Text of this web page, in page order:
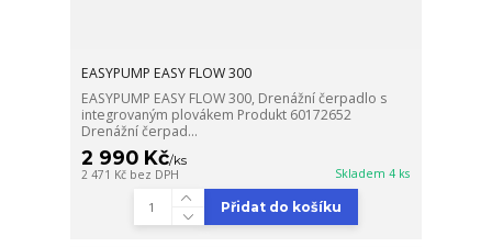
EASYPUMP EASY FLOW 300
EASYPUMP EASY FLOW 300, Drenážní čerpadlo s
integrovaným plovákem Produkt 60172652
Drenážní čerpad...
2 990 Kč/ks
2 471 Kč bez DPH Skladem 4 ks
Přidat do košíku